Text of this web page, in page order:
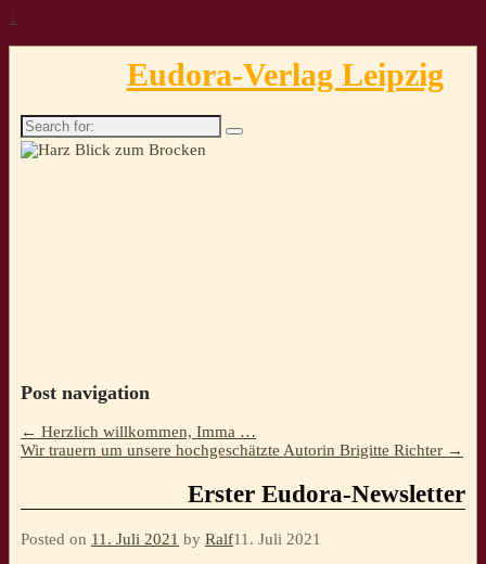
↓
Eudora-Verlag Leipzig
Search
for:
Post navigation
← Herzlich willkommen, Imma …
Wir trauern um unsere hochgeschätzte Autorin Brigitte Richter →
Erster Eudora-Newsletter
Posted on 11. Juli 2021 by Ralf11. Juli 2021